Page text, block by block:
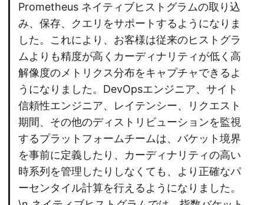
Prometheus ネイティブヒストグラムの取り込
み、保存、クエリをサポートするようになりま
した。これにより、お客様は従来のヒストグラ
ムよりも精度が高くカーディナリティが低く高
解像度のメトリクス分布をキャプチャできるよ
うになりました。DevOpsエンジニア、サイト
信頼性エンジニア、レイテンシー、リクエスト
期間、その他のディストリビューションを監視
するプラットフォームチームは、バケット境界
を事前に定義したり、カーディナリティの高い
時系列を管理したりしなくても、より正確なパ
ーセンタイル計算を行えるようになりました。